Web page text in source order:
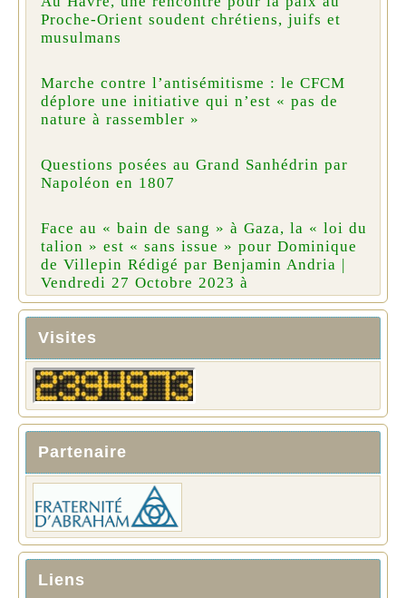
Proche-Orient soudent chrétiens, juifs et
musulmans
Marche contre l’antisémitisme : le CFCM
déplore une initiative qui n’est « pas de
nature à rassembler »
Questions posées au Grand Sanhédrin par
Napoléon en 1807
Face au « bain de sang » à Gaza, la « loi du
talion » est « sans issue » pour Dominique
de Villepin Rédigé par Benjamin Andria |
Vendredi 27 Octobre 2023 à
Visites
Partenaire
Liens